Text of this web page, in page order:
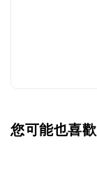
您可能也喜歡